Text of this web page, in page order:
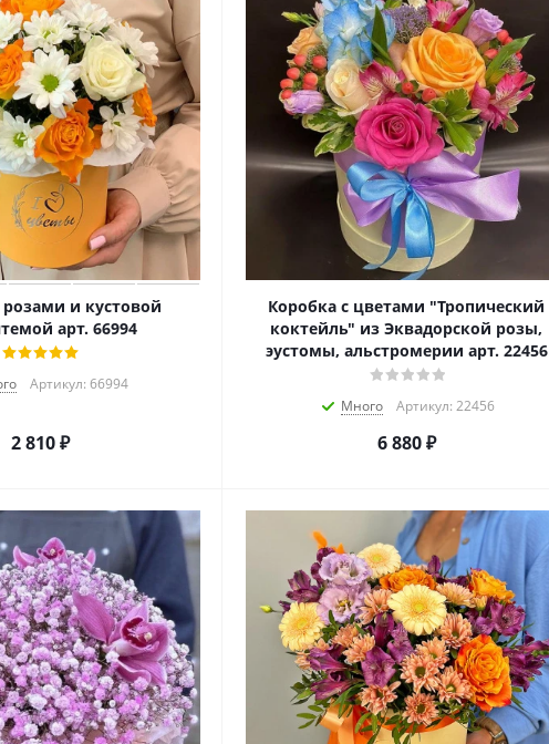
розами и кустовой
арт. 66994
Артикул: 66994
2 810₽
Коробка с цветами "Тропический
коктейль" из Эквадорской розы,
эустомы, альстромерии арт. 22456
Много Артикул: 22456
6 880₽